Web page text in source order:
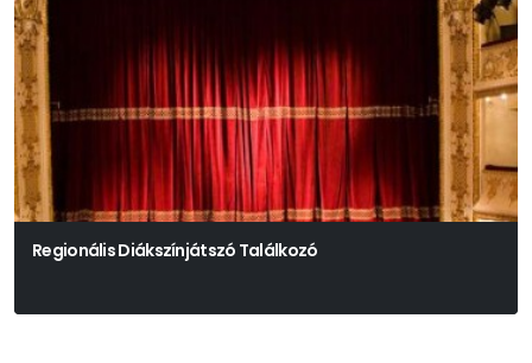
Regionális Diákszínjátszó Találkozó